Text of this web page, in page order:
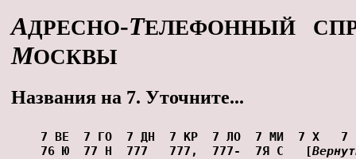
АДРЕСНО-ТЕЛЕФОННЫЙ
МОСКВЫ
Названия на 7. Уточните...
7 ВЕ 7 ГО 7 ДН 7 КР 7 ЛО 7 МИ 7 Х
7
76 Ю
77 Н 777 777, 777- 7Я С [